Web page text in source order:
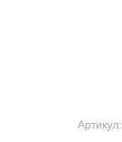
Артикул: